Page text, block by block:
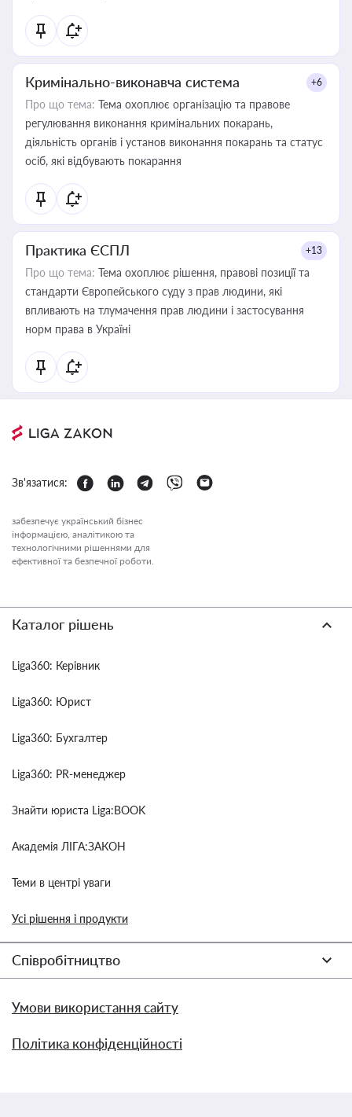
Кримінально-виконавча система +6
Про що тема: Тема охоплює організацію та правове
регулювання виконання кримінальних покарань,
діяльність органів і установ виконання покарань та статус
осіб, які відбувають покарання
Практика ЄСПЛ +13
Про що тема: Тема охоплює рішення, правові позиції та
стандарти Європейського суду з прав людини, які
впливають на тлумачення прав людини і застосування
норм права в Україні
Зв'язатися:
забезпечує український бізнес
інформацією, аналітикою та
технологічними рішеннями для
ефективної та безпечної роботи.
Каталог рішень
Liga360: Керівник
Liga360: Юрист
Liga360: Бухгалтер
Liga360: PR-менеджер
Знайти юриста Liga:BOOK
Академія ЛІГА:ЗАКОН
Теми в центрі уваги
Усі рішення і продукти
Співробітництво
Умови використання сайту
Політика конфіденційності